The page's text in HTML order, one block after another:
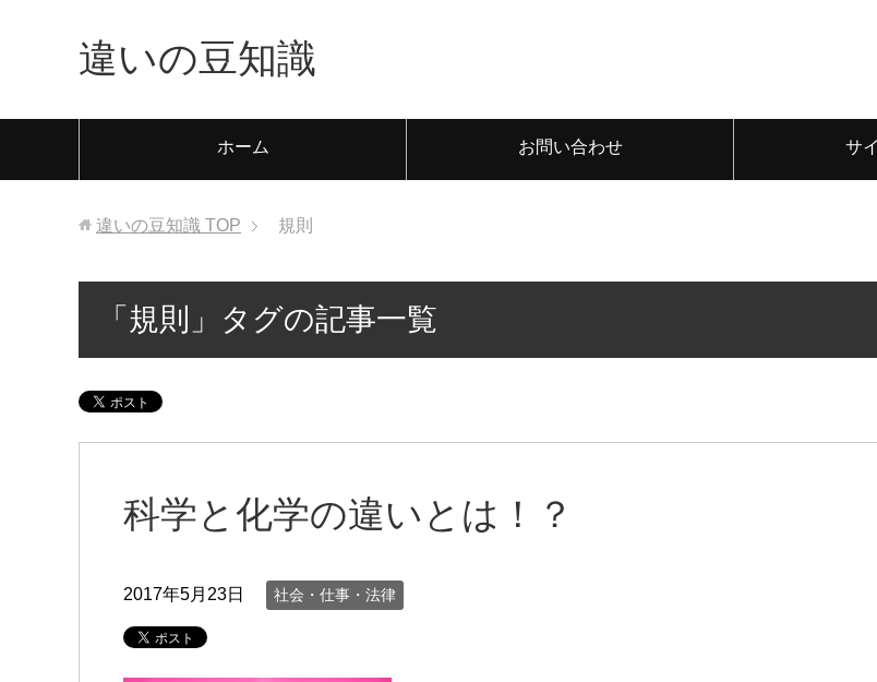
違いの豆知識
ホーム お問い合わせ サ
違いの豆知識 TOP 規則
「規則」タグの記事一覧
科学と化学の違いとは！？
2017年5月23日 社会・仕事・法律